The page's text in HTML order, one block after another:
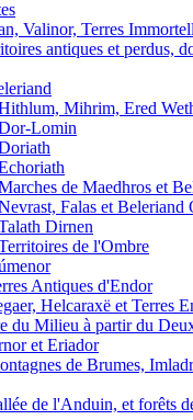
Valinor, Terres
antiques et perdus,
Mihrim, Ered
Lomin
de Maedhros et
Falas et Beleriand
Dirnen
de l'Ombre
Antiques d'Endor
Helcaraxë et Terres
du Milieu à partir du
et Eriador
de Brumes,
de l'Anduin, et forêts